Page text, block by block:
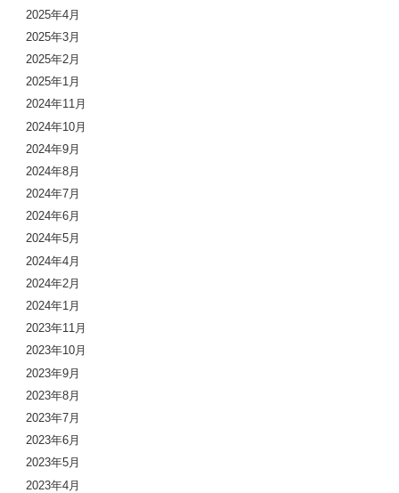
2025年4月
2025年3月
2025年2月
2025年1月
2024年11月
2024年10月
2024年9月
2024年8月
2024年7月
2024年6月
2024年5月
2024年4月
2024年2月
2024年1月
2023年11月
2023年10月
2023年9月
2023年8月
2023年7月
2023年6月
2023年5月
2023年4月